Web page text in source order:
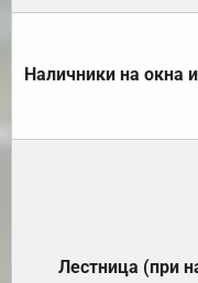
Наличники на окна
Лестница (при